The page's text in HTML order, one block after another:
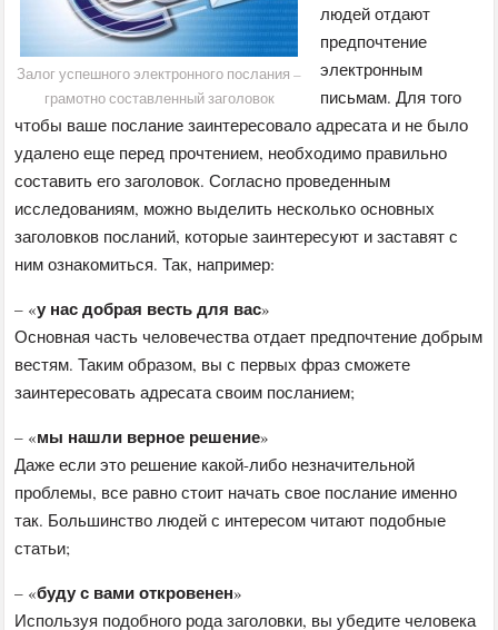
Залог успешного электронного послания –
грамотно составленный заголовок
людей отдают
предпочтение
электронным
письмам. Для того
чтобы ваше послание заинтересовало адресата и не было
удалено еще перед прочтением, необходимо правильно
составить его заголовок. Согласно проведенным
исследованиям, можно выделить несколько основных
заголовков посланий, которые заинтересуют и заставят с
ним ознакомиться. Так, например:
– «у нас добрая весть для вас»
Основная часть человечества отдает предпочтение добрым
вестям. Таким образом, вы с первых фраз сможете
заинтересовать адресата своим посланием;
– «мы нашли верное решение»
Даже если это решение какой-либо незначительной
проблемы, все равно стоит начать свое послание именно
так. Большинство людей с интересом читают подобные
статьи;
– «буду с вами откровенен»
Используя подобного рода заголовки, вы убедите человека